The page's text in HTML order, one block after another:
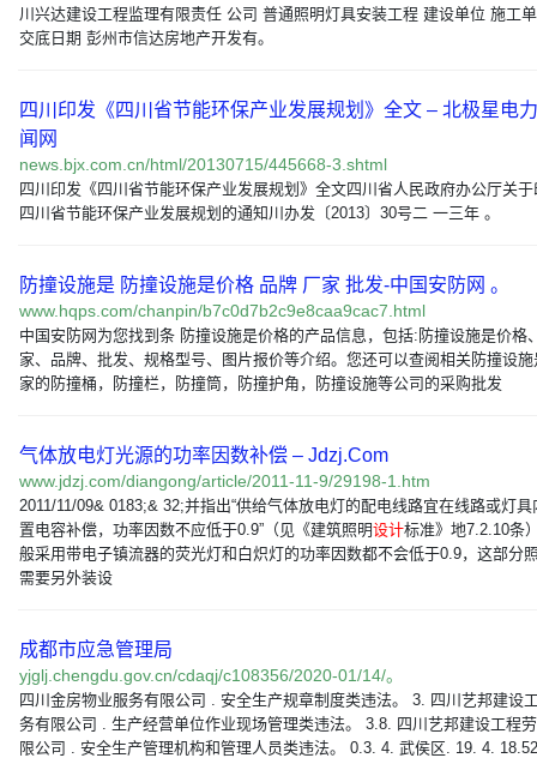
川兴达建设工程监理有限责任 公司 普通照明灯具安装工程 建设单位 施工
交底日期 彭州市信达房地产开发有。
四川印发《四川省节能环保产业发展规划》全文 – 北极星电
闻网
news.bjx.com.cn/html/20130715/445668-3.shtml
四川印发《四川省节能环保产业发展规划》全文四川省人民政府办公厅关于
四川省节能环保产业发展规划的通知川办发〔2013〕30号二 一三年 。
防撞设施是 防撞设施是价格 品牌 厂家 批发-中国安防网 。
www.hqps.com/chanpin/b7c0d7b2c9e8caa9cac7.html
中国安防网为您找到条 防撞设施是价格的产品信息，包括:防撞设施是价格
家、品牌、批发、规格型号、图片报价等介绍。您还可以查阅相关防撞设施
家的防撞桶，防撞栏，防撞筒，防撞护角，防撞设施等公司的采购批发
气体放电灯光源的功率因数补偿 – Jdzj.Com
www.jdzj.com/diangong/article/2011-11-9/29198-1.htm
2011/11/09& 0183;& 32;并指出“供给气体放电灯的配电线路宜在线路或灯具
置电容补偿，功率因数不应低于0.9”（见《建筑照明设计标准》地7.2.10条
般采用带电子镇流器的荧光灯和白炽灯的功率因数都不会低于0.9，这部分
需要另外装设
成都市应急管理局
yjglj.chengdu.gov.cn/cdaqj/c108356/2020-01/14/。
四川金房物业服务有限公司 . 安全生产规章制度类违法。 3. 四川艺邦建设
务有限公司 . 生产经营单位作业现场管理类违法。 3.8. 四川艺邦建设工程
限公司 . 安全生产管理机构和管理人员类违法。 0.3. 4. 武侯区. 19. 4.